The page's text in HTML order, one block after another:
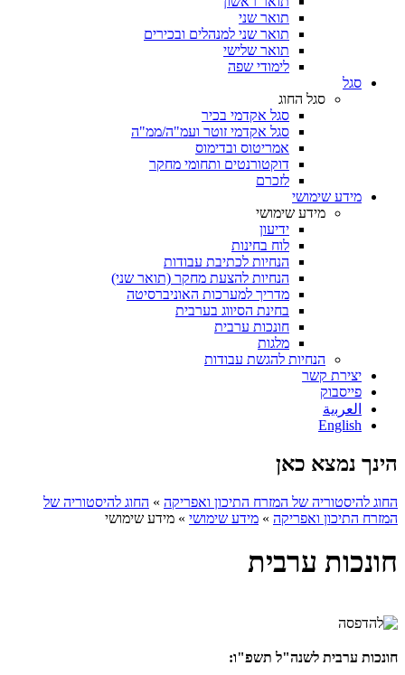
תואר שני
תואר שני למנהלים ובכירים
תואר שלישי
לימודי שפה
סגל
סגל החוג
סגל אקדמי בכיר
סגל אקדמי זוטר ועמ"ה/ממ"ה
אמריטוס ובדימוס
דוקטורנטים ותחומי מחקר
לזכרם
מידע שימושי
מידע שימושי
ידיעון
לוח בחינות
הנחיות לכתיבת עבודות
הנחיות להצעת מחקר (תואר שני)
מדריך למערכות האוניברסיטה
בחינת הסיווג בערבית
חונכות ערבית
מלגות
הנחיות להגשת עבודות
יצירת קשר
פייסבוק
ﺍﻟﻌﺮﺑﻳﺔ
English
הינך נמצא כאן
החוג להיסטוריה של המזרח התיכון ואפריקה » החוג להיסטוריה של
המזרח התיכון ואפריקה » מידע שימושי » מידע שימושי
חונכות ערבית
חונכות ערבית לשנה"ל תשפ"ו: